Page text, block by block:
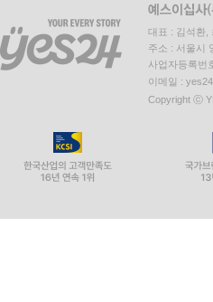
대표 : 김석환,
주소 : 서울시
사업자등록번
이메일 :
Copyright ⓒ